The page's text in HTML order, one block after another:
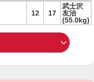
12 17
武士沢
友治
(55.0kg)